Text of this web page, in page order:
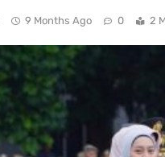
9 Months Ago 0 2